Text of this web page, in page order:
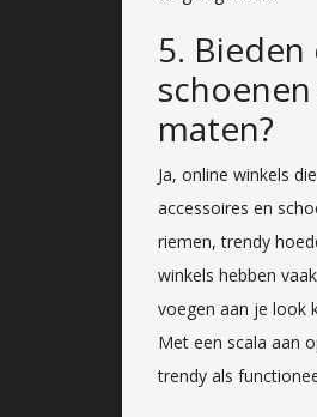
5.
maten?
Ja, online winkels
accessoires en
riemen, trendy
winkels hebben
voegen aan je look
Met een scala aan
trendy als